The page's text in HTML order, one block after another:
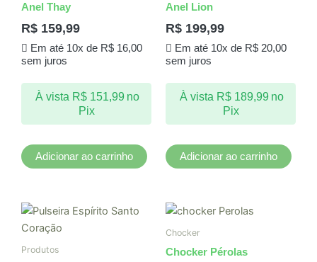
Anel Thay
R$ 159,99
Em até 10x de R$16,00
sem juros
À vista R$151,99 no
Pix
Adicionar ao carrinho
Anel Lion
R$ 199,99
Em até 10x de R$20,00
sem juros
À vista R$189,99 no
Pix
Adicionar ao carrinho
Produtos
Chocker
Chocker Pérolas